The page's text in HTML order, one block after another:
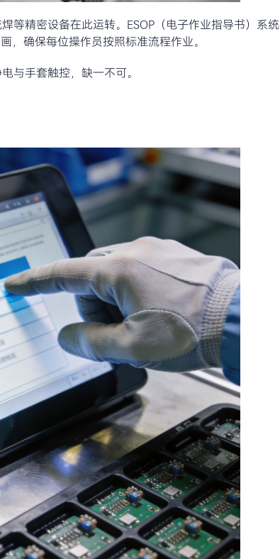
等精密设备在此运转。ESOP（电子作业指导书）系
确保每位操作员按照标准流程作业。
与手套触控，缺一不可。